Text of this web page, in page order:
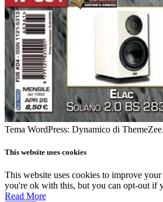
Tema WordPress: Dynamico di ThemeZee.
This website uses cookies
This website uses cookies to improve
you're ok with this, but you can opt-out if
Read More